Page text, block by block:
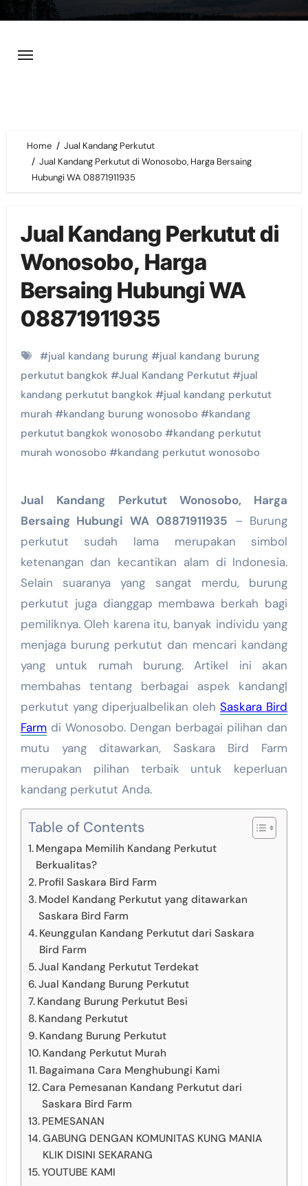
content
Home
Jual Kandang Perkutut
Jual Kandang Perkutut di Wonosobo, Harga Bersaing
Hubungi WA 08871911935
Jual Kandang Perkutut di
Wonosobo, Harga
Bersaing Hubungi WA
08871911935
#jual kandang burung #jual kandang burung
perkutut bangkok#Jual Kandang Perkutut#jual
kandang perkutut bangkok#jual kandang perkutut
murah #kandang burung wonosobo#kandang
perkutut bangkok wonosobo#kandang perkutut
murah wonosobo#kandang perkutut wonosobo
Jual Kandang Perkutut Wonosobo, Harga
Bersaing Hubungi WA 08871911935 – Burung
perkutut sudah lama merupakan simbol
ketenangan dan kecantikan alam di Indonesia.
Selain suaranya yang sangat merdu, burung
perkutut juga dianggap membawa berkah bagi
pemiliknya. Oleh karena itu, banyak individu yang
menjaga burung perkutut dan mencari kandang
yang untuk rumah burung. Artikel ini akan
membahas tentang berbagai aspek kandang|
perkutut yang diperjualbelikan olehSaskara Bird
Farmdi Wonosobo. Dengan berbagai pilihan dan
mutu yang ditawarkan, Saskara Bird Farm
merupakan pilihan terbaik untuk keperluan
kandang perkutut Anda.
Table of Contents
Mengapa Memilih Kandang Perkutut
Berkualitas?
Profil Saskara Bird Farm
Model Kandang Perkutut yang ditawarkan
Saskara Bird Farm
Keunggulan Kandang Perkutut dari Saskara
Bird Farm
Jual Kandang Perkutut Terdekat
Jual Kandang Burung Perkutut
Kandang Burung Perkutut Besi
Kandang Perkutut
Kandang Burung Perkutut
Kandang Perkutut Murah
Bagaimana Cara Menghubungi Kami
Cara Pemesanan Kandang Perkutut dari
Saskara Bird Farm
PEMESANAN
GABUNG DENGAN KOMUNITAS KUNG MANIA
KLIK DISINI SEKARANG
YOUTUBE KAMI